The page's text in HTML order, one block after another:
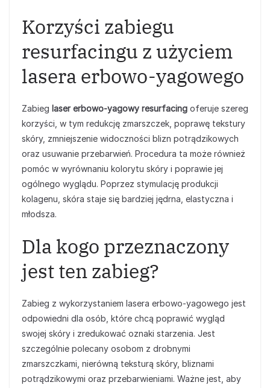
Korzyści zabiegu
resurfacingu z użyciem
lasera erbowo-yagowego
Zabieg laser erbowo-yagowy resurfacing oferuje szereg
korzyści, w tym redukcję zmarszczek, poprawę tekstury
skóry, zmniejszenie widoczności blizn potrądzikowych
oraz usuwanie przebarwień. Procedura ta może również
pomóc w wyrównaniu kolorytu skóry i poprawie jej
ogólnego wyglądu. Poprzez stymulację produkcji
kolagenu, skóra staje się bardziej jędrna, elastyczna i
młodsza.
Dla kogo przeznaczony
jest ten zabieg?
Zabieg z wykorzystaniem lasera erbowo-yagowego jest
odpowiedni dla osób, które chcą poprawić wygląd
swojej skóry i zredukować oznaki starzenia. Jest
szczególnie polecany osobom z drobnymi
zmarszczkami, nierówną teksturą skóry, bliznami
potrądzikowymi oraz przebarwieniami. Ważne jest, aby